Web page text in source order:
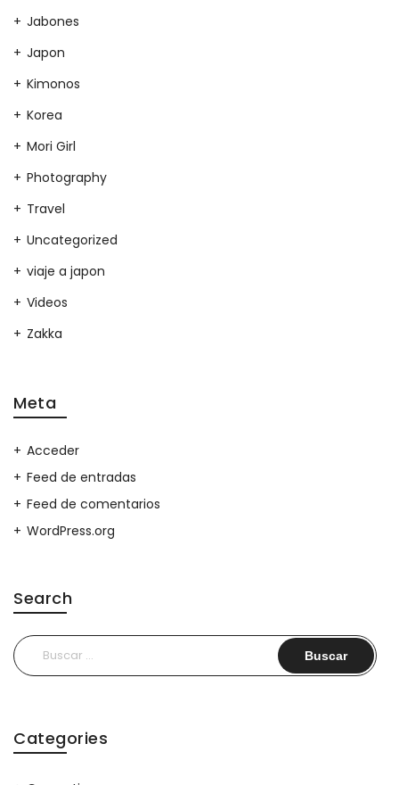
Jabones
Japon
Kimonos
Korea
Mori Girl
Photography
Travel
Uncategorized
viaje a japon
Videos
Zakka
Meta
Acceder
Feed de entradas
Feed de comentarios
WordPress.org
Search
Buscar:
Categories